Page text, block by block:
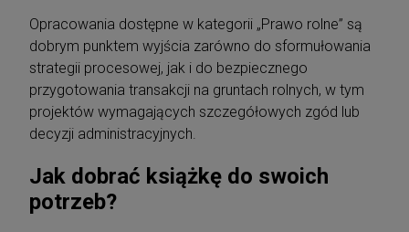
Opracowania dostępne w kategorii „Prawo rolne” są
dobrym punktem wyjścia zarówno do sformułowania
strategii procesowej, jak i do bezpiecznego
przygotowania transakcji na gruntach rolnych, w tym
projektów wymagających szczegółowych zgód lub
decyzji administracyjnych.
Jak dobrać książkę do swoich
potrzeb?